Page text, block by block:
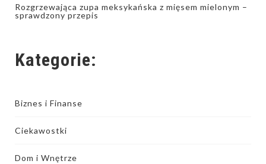
Rozgrzewająca zupa meksykańska z mięsem mielonym –
sprawdzony przepis
Kategorie:
Biznes i Finanse
Ciekawostki
Dom i Wnętrze